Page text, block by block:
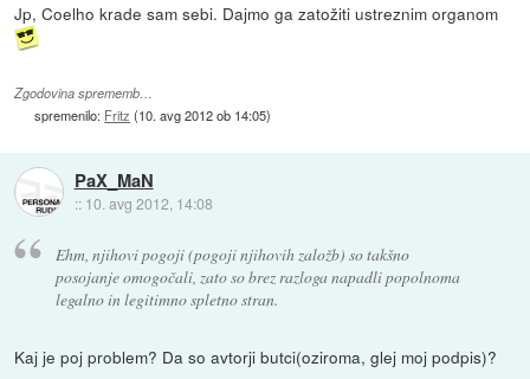
Jp, Coelho krade sam sebi. Dajmo ga zatožiti ustreznim organom
Zgodovina sprememb…
spremenilo: Fritz (10. avg 2012 ob 14:05)
PaX_MaN
:: 10. avg 2012, 14:08
Ehm, njihovi pogoji (pogoji njihovih založb) so takšno
posojanje omogočali, zato so brez razloga napadli popolnoma
legalno in legitimno spletno stran.
Kaj je poj problem? Da so avtorji butci(oziroma, glej moj podpis)?